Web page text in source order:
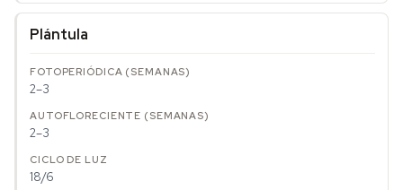
Plántula
2–3
2–3
18/6